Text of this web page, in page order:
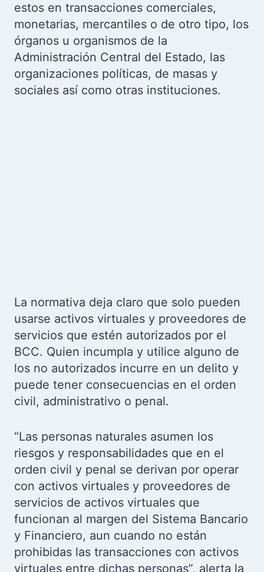
estos en transacciones comerciales,
monetarias, mercantiles o de otro tipo, los
órganos u organismos de la
Administración Central del Estado, las
organizaciones políticas, de masas y
sociales así como otras instituciones.
La normativa deja claro que solo pueden
usarse activos virtuales y proveedores de
servicios que estén autorizados por el
BCC. Quien incumpla y utilice alguno de
los no autorizados incurre en un delito y
puede tener consecuencias en el orden
civil, administrativo o penal.
“Las personas naturales asumen los
riesgos y responsabilidades que en el
orden civil y penal se derivan por operar
con activos virtuales y proveedores de
servicios de activos virtuales que
funcionan al margen del Sistema Bancario
y Financiero, aun cuando no están
prohibidas las transacciones con activos
virtuales entre dichas personas”, alerta la